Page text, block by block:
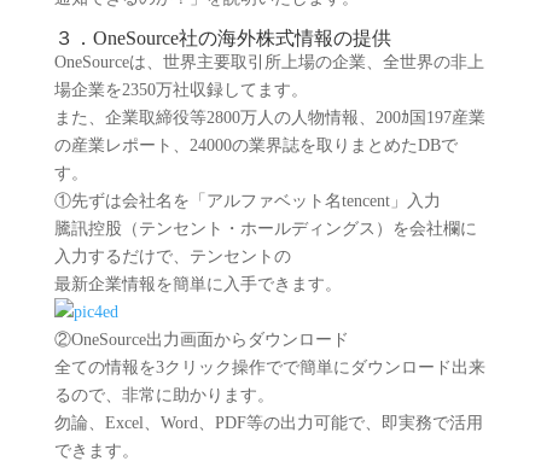
３．OneSource社の海外株式情報の提供
OneSourceは、世界主要取引所上場の企業、全世界の非上
場企業を2350万社収録してます。
また、企業取締役等2800万人の人物情報、200ｶ国197産業
の産業レポート、24000の業界誌を取りまとめたDBで
す。
①先ずは会社名を「アルファベット名tencent」入力
騰訊控股（テンセント・ホールディングス）を会社欄に
入力するだけで、テンセントの
最新企業情報を簡単に入手できます。
②OneSource出力画面からダウンロード
全ての情報を3クリック操作でで簡単にダウンロード出来
るので、非常に助かります。
勿論、Excel、Word、PDF等の出力可能で、即実務で活用
できます。